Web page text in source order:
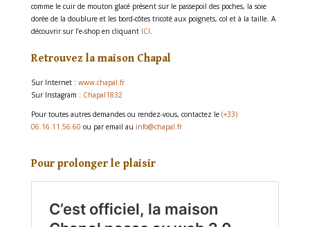
comme le cuir de mouton glacé présent sur le passepoil des poches, la soie
dorée de la doublure et les bord-côtes tricoté aux poignets, col et à la taille. A
découvrir sur l’e-shop en cliquant ICI.
Retrouvez la maison Chapal
Sur Internet : www.chapal.fr
Sur Instagram : Chapal1832
Pour toutes autres demandes ou rendez-vous, contactez le (+33)
06.16.11.56.60 ou par email au info@chapal.fr
Pour prolonger le plaisir